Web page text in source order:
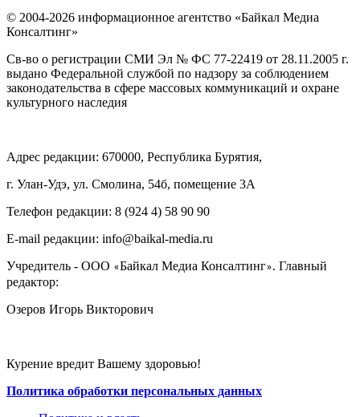
© 2004-2026 информационное агентство «Байкал Медиа
Консалтинг»
Св-во о регистрации СМИ Эл № ФС 77-22419 от 28.11.2005 г.
выдано Федеральной службой по надзору за соблюдением
законодательства в сфере массовых коммуникаций и охране
культурного наследия
Адрес редакции: 670000, Республика Бурятия,
г. Улан-Удэ, ул. Смолина, 54б, помещение 3А
Телефон редакции: ‎‎8 (924 4) 58 90 90
E-mail редакции: info@baikal-media.ru
Учредитель - ООО «Байкал Медиа Консалтинг». Главный
редактор:
Озеров Игорь Викторович
Курение вредит Вашему здоровью!
Политика обработки персональных данных